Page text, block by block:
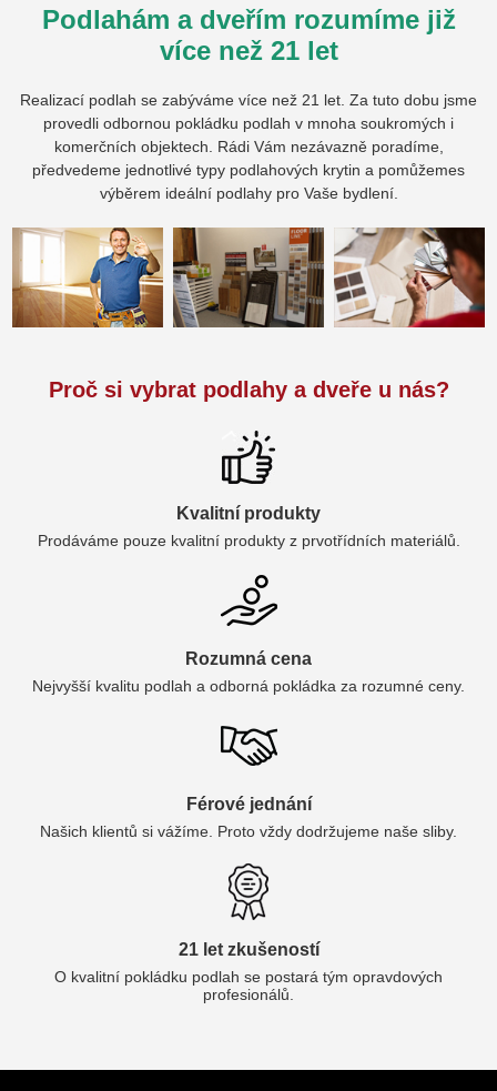
Podlahám a dveřím rozumíme již
více než 21 let
Realizací podlah se zabýváme více než 21 let. Za tuto dobu jsme
provedli odbornou pokládku podlah v mnoha soukromých i
komerčních objektech. Rádi Vám nezávazně poradíme,
předvedeme jednotlivé typy podlahových krytin a pomůžemes
výběrem ideální podlahy pro Vaše bydlení.
Proč si vybrat podlahy a dveře u nás?
Kvalitní produkty
Prodáváme pouze kvalitní produkty z prvotřídních materiálů.
Rozumná cena
Nejvyšší kvalitu podlah a odborná pokládka za rozumné ceny.
Férové jednání
Našich klientů si vážíme. Proto vždy dodržujeme naše sliby.
21 let zkušeností
O kvalitní pokládku podlah se postará tým opravdových
profesionálů.